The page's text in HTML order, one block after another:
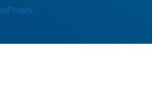
Privacy